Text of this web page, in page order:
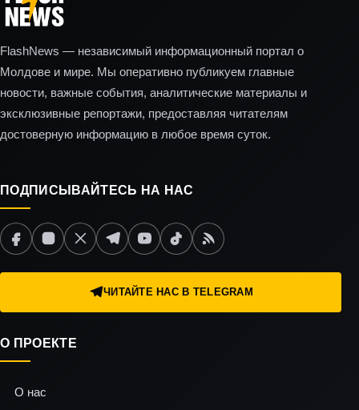
FlashNews — независимый информационный портал о
Молдове и мире. Мы оперативно публикуем главные
новости, важные события, аналитические материалы и
эксклюзивные репортажи, предоставляя читателям
достоверную информацию в любое время суток.
ПОДПИСЫВАЙТЕСЬ НА НАС
ЧИТАЙТЕ НАС В TELEGRAM
О ПРОЕКТЕ
О нас